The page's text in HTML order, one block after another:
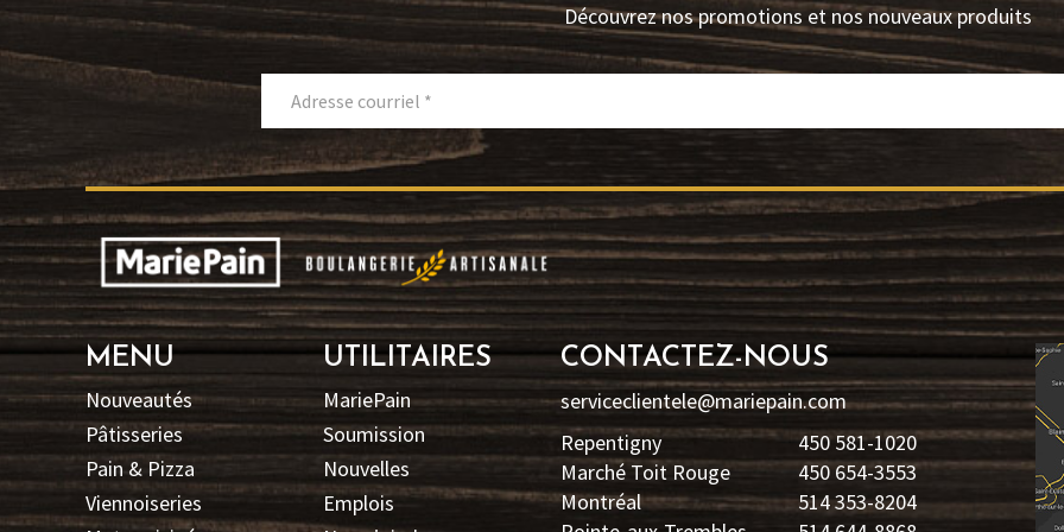
Découvrez nos promotions et nos nouveaux produits
MENU
Nouveautés
Pâtisseries
Pain & Pizza
Viennoiseries
UTILITAIRES
MariePain
Soumission
Nouvelles
Emplois
CONTACTEZ-NOUS
serviceclientele@mariepain.com
Repentigny
450 581-1020
Marché Toit Rouge
450 654-3553
Montréal
514 353-8204